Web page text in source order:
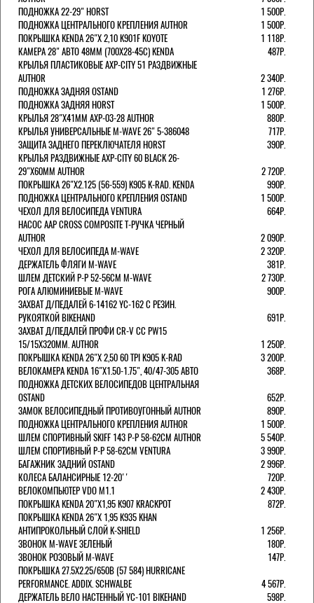
ПОДНОЖКА 22-29" HORST
1 500Р.
ПОДНОЖКА ЦЕНТРАЛЬНОГО КРЕПЛЕНИЯ AUTHOR
1 500Р.
ПОКРЫШКА KENDA 26"Х 2,10 K901F KOYOTE
1 118Р.
КАМЕРА 28" АВТО 48ММ (700Х28-45С) KENDA
487Р.
КРЫЛЬЯ ПЛАСТИКОВЫЕ AXP-CITY 51 РАЗДВИЖНЫЕ
AUTHOR
2 340Р.
ПОДНОЖКА ЗАДНЯЯ OSTAND
1 276Р.
ПОДНОЖКА ЗАДНЯЯ HORST
1 500Р.
КРЫЛЬЯ 28"Х41ММ AXP-03-28 AUTHOR
880Р.
КРЫЛЬЯ УНИВЕРСАЛЬНЫЕ M-WAVE 26" 5-386048
717Р.
ЗАЩИТА ЗАДНЕГО ПЕРЕКЛЮЧАТЕЛЯ HORST
390Р.
КРЫЛЬЯ РАЗДВИЖНЫЕ AXP-CITY 60 BLACK 26-
29"Х60ММ AUTHOR
2 720Р.
ПОКРЫШКА 26"Х2.125 (56-559) K905 K-RAD. KENDA
990Р.
ПОДНОЖКА ЦЕНТРАЛЬНОГО КРЕПЛЕНИЯ OSTAND
1 500Р.
ЧЕХОЛ ДЛЯ ВЕЛОСИПЕДА VENTURA
664Р.
НАСОС AAP CROSS COMPOSITE Т-РУЧКА ЧЕРНЫЙ
AUTHOR
2 090Р.
ЧЕХОЛ ДЛЯ ВЕЛОСИПЕДА M-WAVE
2 320Р.
ДЕРЖАТЕЛЬ ФЛЯГИ M-WAVE
381Р.
ШЛЕМ ДЕТСКИЙ Р-Р 52-56СМ M-WAVE
2 730Р.
РОГА АЛЮМИНИЕВЫЕ M-WAVE
900Р.
ЗАХВАТ Д/ПЕДАЛЕЙ 6-14162 YC-162 С РЕЗИН.
РУКОЯТКОЙ BIKEHAND
691Р.
ЗАХВАТ Д/ПЕДАЛЕЙ ПРОФИ CR-V CC PW15
15/15X320ММ. AUTHOR
1 250Р.
ПОКРЫШКА KENDA 26"Х 2,50 60 TPI K905 K-RAD
3 200Р.
ВЕЛОКАМЕРА KENDA 16"Х1.50-1.75", 40/47-305 АВТО
368Р.
ПОДНОЖКА ДЕТСКИХ ВЕЛОСИПЕДОВ ЦЕНТРАЛЬНАЯ
OSTAND
652Р.
ЗАМОК ВЕЛОСИПЕДНЫЙ ПРОТИВОУГОННЫЙ AUTHOR
890Р.
ПОДНОЖКА ЦЕНТРАЛЬНОГО КРЕПЛЕНИЯ AUTHOR
1 500Р.
ШЛЕМ СПОРТИВНЫЙ SKIFF 143 Р-Р 58-62СМ AUTHOR
5 540Р.
ШЛЕМ СПОРТИВНЫЙ Р-Р 58-62СМ VENTURA
3 990Р.
БАГАЖНИК ЗАДНИЙ OSTAND
2 996Р.
КОЛЕСА БАЛАНСИРНЫЕ 12-20''
720Р.
ВЕЛОКОМПЬЮТЕР VDO M1.1
2 430Р.
ПОКРЫШКА KENDA 20"Х1,95 K907 KRACKPOT
872Р.
ПОКРЫШКА KENDA 26"Х 1,95 K935 KHAN
АНТИПРОКОЛЬНЫЙ СЛОЙ K-SHIELD
1 256Р.
ЗВОНОК M-WAVE ЗЕЛЕНЫЙ
180Р.
ЗВОНОК РОЗОВЫЙ M-WAVE
147Р.
ПОКРЫШКА 27.5X2.25/650B (57 584) HURRICANE
PERFORMANCE. ADDIX. SCHWALBE
4 567Р.
ДЕРЖАТЕЛЬ ВЕЛО НАСТЕННЫЙ YC-101 BIKEHAND
598Р.